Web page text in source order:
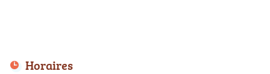
Horaires